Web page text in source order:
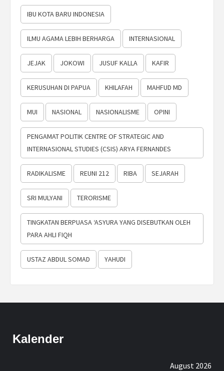
IBU KOTA BARU INDONESIA
ILMU AGAMA LEBIH BERHARGA INTERNASIONAL
JEJAK JOKOWI JUSUF KALLA KAFIR
KERUSUHAN DI PAPUA KHILAFAH MAHFUD MD
MUI NASIONAL NASIONALISME OPINI
PENGAMAT POLITIK CENTRE OF STRATEGIC AND
INTERNASIONAL STUDIES (CSIS) ARYA FERNANDES
RADIKALISME REUNI 212 RIBA SEJARAH
SRI MULYANI TERORISME
TINGKATAN BERPUASA ‘ASYURA YANG DISEBUTKAN OLEH
PARA AHLI FIQH
USTAZ ABDUL SOMAD YAHUDI
Kalender
August 2026